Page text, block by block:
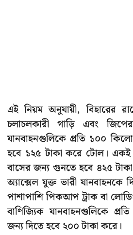
এই নিয়ম অনুযায়ী, বিহারের
চলাচলকারী গাড়ি এবং
যানবাহনগুলিকে প্রতি ১০০
হবে ১২৫ টাকা করে টোল। একই
বাসের জন্য গুনতে হবে ৪২৫
অ্যাক্সেল যুক্ত ভারী যানবাহনকে
পাশাপাশি পিকআপ ট্রাক বা
বাণিজ্যিক যানবাহনগুলিকে
জন্য দিতে হবে ২০০ টাকা করে।